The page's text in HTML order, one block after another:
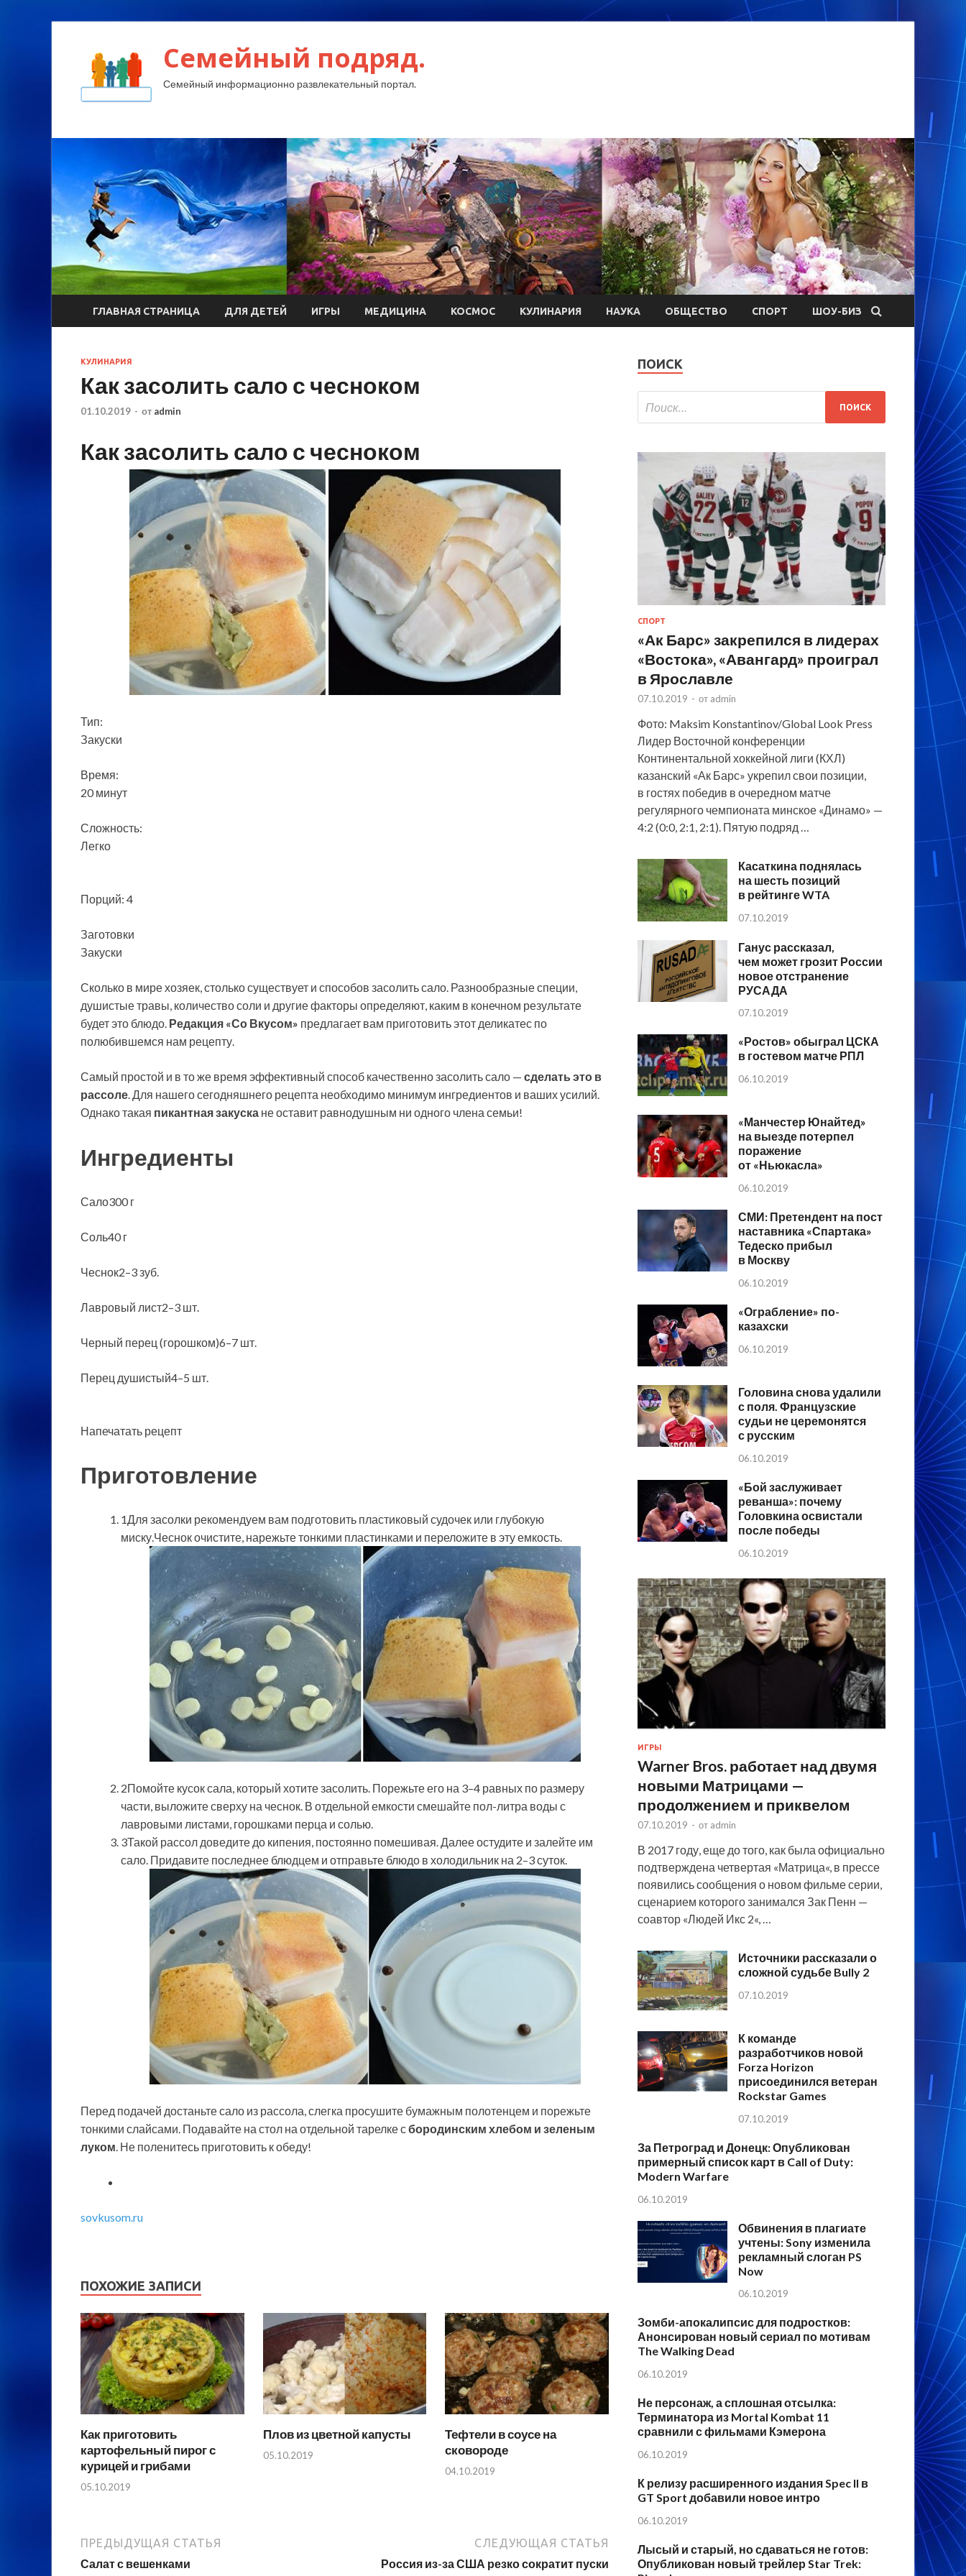
Семейный подряд.
Семейный информационно развлекательный портал.
ГЛАВНАЯ СТРАНИЦА ДЛЯ ДЕТЕЙ ИГРЫ МЕДИЦИНА КОСМОС КУЛИНАРИЯ НАУКА ОБЩЕСТВО СПОРТ ШОУ-БИЗ
КУЛИНАРИЯ
Как засолить сало с чесноком
01.10.2019 - от admin
Как засолить сало с чесноком
Тип:
Закуски
Время:
20 минут
Сложность:
Легко
Порций: 4
Заготовки
Закуски
Сколько в мире хозяек, столько существует и способов засолить сало. Разнообразные специи,
душистые травы, количество соли и другие факторы определяют, каким в конечном результате
будет это блюдо. Редакция «Со Вкусом» предлагает вам приготовить этот деликатес по
полюбившемся нам рецепту.
Самый простой и в то же время эффективный способ качественно засолить сало — сделать это в
рассоле. Для нашего сегодняшнего рецепта необходимо минимум ингредиентов и ваших усилий.
Однако такая пикантная закуска не оставит равнодушным ни одного члена семьи!
Ингредиенты
Сало300 г
Соль40 г
Чеснок2–3 зуб.
Лавровый лист2–3 шт.
Черный перец (горошком)6–7 шт.
Перец душистый4–5 шт.
Напечатать рецепт
Приготовление
1Для засолки рекомендуем вам подготовить пластиковый судочек или глубокую
миску.Чеснок очистите, нарежьте тонкими пластинками и переложите в эту емкость.
2Помойте кусок сала, который хотите засолить. Порежьте его на 3–4 равных по размеру
части, выложите сверху на чеснок. В отдельной емкости смешайте пол-литра воды с
лавровыми листами, горошками перца и солью.
3Такой рассол доведите до кипения, постоянно помешивая. Далее остудите и залейте им
сало. Придавите последнее блюдцем и отправьте блюдо в холодильник на 2–3 суток.
Перед подачей достаньте сало из рассола, слегка просушите бумажным полотенцем и порежьте
тонкими слайсами. Подавайте на стол на отдельной тарелке сбородинским хлебом и зеленым
луком. Не поленитесь приготовить к обеду!
sovkusom.ru
ПОХОЖИЕ ЗАПИСИ
Как приготовить
картофельный пирог с
курицей и грибами
05.10.2019
Плов из цветной капусты
05.10.2019
Тефтели в соусе на
сковороде
04.10.2019
ПРЕДЫДУЩАЯ СТАТЬЯ
Салат с вешенками
СЛЕДУЮЩАЯ СТАТЬЯ
Россия из-за США резко сократит пуски
ПОИСК
СПОРТ
«Ак Барс» закрепился в лидерах
«Востока», «Авангард» проиграл
в Ярославле
07.10.2019 - от admin
Фото: Maksim Konstantinov/Global Look Press
Лидер Восточной конференции
Континентальной хоккейной лиги (КХЛ)
казанский «Ак Барс» укрепил свои позиции,
в гостях победив в очередном матче
регулярного чемпионата минское «Динамо» —
4:2 (0:0, 2:1, 2:1). Пятую подряд …
Касаткина поднялась
на шесть позиций
в рейтинге WTA
07.10.2019
Ганус рассказал,
чем может грозит России
новое отстранение
РУСАДА
07.10.2019
«Ростов» обыграл ЦСКА
в гостевом матче РПЛ
06.10.2019
«Манчестер Юнайтед»
на выезде потерпел
поражение
от «Ньюкасла»
06.10.2019
СМИ: Претендент на пост
наставника «Спартака»
Тедеско прибыл
в Москву
06.10.2019
«Ограбление» по-
казахски
06.10.2019
Головина снова удалили
с поля. Французские
судьи не церемонятся
с русским
06.10.2019
«Бой заслуживает
реванша»: почему
Головкина освистали
после победы
06.10.2019
ИГРЫ
Warner Bros. работает над двумя
новыми Матрицами —
продолжением и приквелом
07.10.2019 - от admin
В 2017 году, еще до того, как была официально
подтверждена четвертая «Матрица«, в прессе
появились сообщения о новом фильме серии,
сценарием которого занимался Зак Пенн —
соавтор «Людей Икс 2«, …
Источники рассказали о
сложной судьбе Bully 2
07.10.2019
К команде
разработчиков новой
Forza Horizon
присоединился ветеран
Rockstar Games
07.10.2019
За Петроград и Донецк: Опубликован
примерный список карт в Call of Duty:
Modern Warfare
06.10.2019
Обвинения в плагиате
учтены: Sony изменила
рекламный слоган PS
Now
06.10.2019
Зомби-апокалипсис для подростков:
Анонсирован новый сериал по мотивам
The Walking Dead
06.10.2019
Не персонаж, а сплошная отсылка:
Терминатора из Mortal Kombat 11
сравнили с фильмами Кэмерона
06.10.2019
К релизу расширенного издания Spec II в
GT Sport добавили новое интро
06.10.2019
Лысый и старый, но сдаваться не готов:
Опубликован новый трейлер Star Trek: